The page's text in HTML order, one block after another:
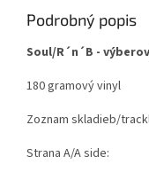
Podrobný popis
Soul/R´n´B -
180 gramový vinyl
Zoznam skladieb/
Strana A/A side: